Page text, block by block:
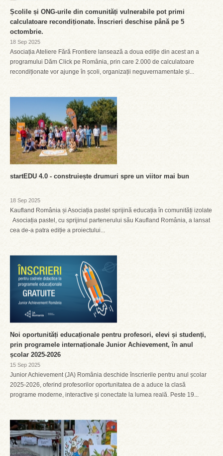
Școlile și ONG-urile din comunități vulnerabile pot primi
calculatoare recondiționate. Înscrieri deschise până pe 5
octombrie.
18 Sep 2025
Asociația Ateliere Fără Frontiere lansează a doua ediție din acest an a
programului Dăm Click pe România, prin care 2.000 de calculatoare
recondiționate vor ajunge în școli, organizații neguvernamentale și...
startEDU 4.0 - construiește drumuri spre un viitor mai bun
18 Sep 2025
Kaufland România și Asociația pastel sprijină educația în comunități izolate
Asociația pastel, cu sprijinul partenerului său Kaufland România, a lansat
cea de-a patra ediție a proiectului...
Noi oportunități educaționale pentru profesori, elevi și studenți,
prin programele internaționale Junior Achievement, în anul
școlar 2025-2026
15 Sep 2025
Junior Achievement (JA) România deschide înscrierile pentru anul școlar
2025-2026, oferind profesorilor oportunitatea de a aduce la clasă
programe moderne, interactive și conectate la lumea reală. Peste 19...